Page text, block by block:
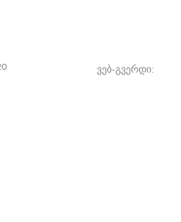
ვებ-გვერდი